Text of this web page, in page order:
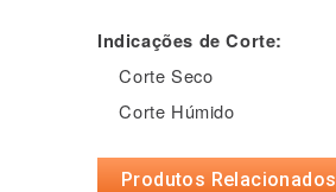
Indicações de Corte:
Corte Seco
Corte Húmido
Produtos Relacionados